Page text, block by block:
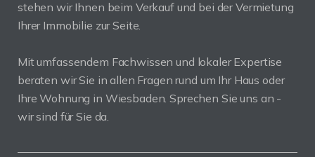
stehen wir Ihnen beim Verkauf und bei der Vermietung
Ihrer Immobilie zur Seite.
Mit umfassendem Fachwissen und lokaler Expertise
beraten wir Sie in allen Fragen rund um Ihr Haus oder
Ihre Wohnung in Wiesbaden. Sprechen Sie uns an -
wir sind für Sie da.